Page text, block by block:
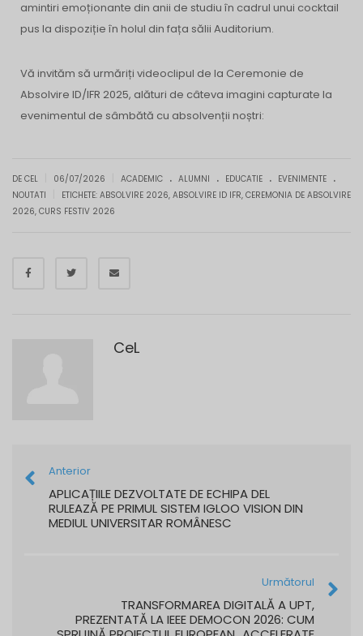
amintiri emoționante din anii de studiu în cadrul unui cocktail
pus la dispoziție în holul din fața sălii Auditorium.
Vă invităm să urmăriți videoclipul de la Ceremonie de
Absolvire ID/IFR 2025, alături de câteva imagini capturate la
evenimentul de sâmbătă cu absolvenții noștri:
DE CEL 06/07/2026 ACADEMIC . ALUMNI . EDUCATIE . EVENIMENTE .
NOUTATI ETICHETE: ABSOLVIRE 2026, ABSOLVIRE ID IFR, CEREMONIA DE ABSOLVIRE
2026, CURS FESTIV 2026
CeL
Anterior
APLICAȚIILE DEZVOLTATE DE ECHIPA DEL
RULEAZĂ PE PRIMUL SISTEM IGLOO VISION DIN
MEDIUL UNIVERSITAR ROMÂNESC
Următorul
TRANSFORMAREA DIGITALĂ A UPT,
PREZENTATĂ LA IEEE DEMOCON 2026: CUM